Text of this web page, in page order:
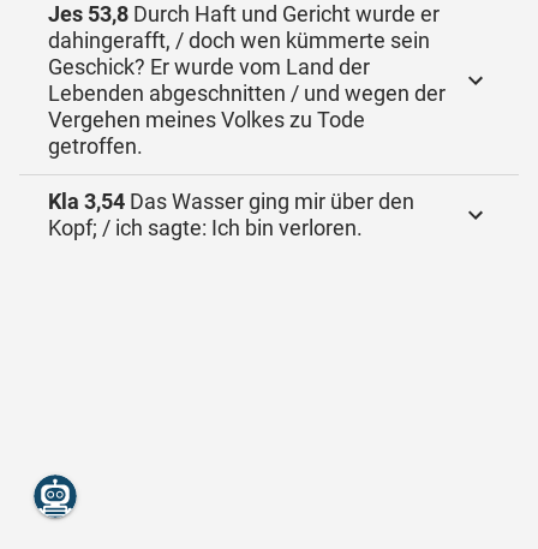
Jes 53,8 Durch Haft und Gericht wurde er
dahingerafft, / doch wen kümmerte sein
Geschick? Er wurde vom Land der
Lebenden abgeschnitten / und wegen der
Vergehen meines Volkes zu Tode
getroffen.
Kla 3,54 Das Wasser ging mir über den
Kopf; / ich sagte: Ich bin verloren.